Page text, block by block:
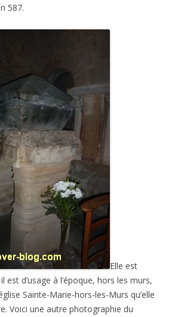
587.
Elle est
est d’usage à l’époque, hors les murs,
Sainte-Marie-hors-les-Murs qu’elle
Voici une autre photographie du